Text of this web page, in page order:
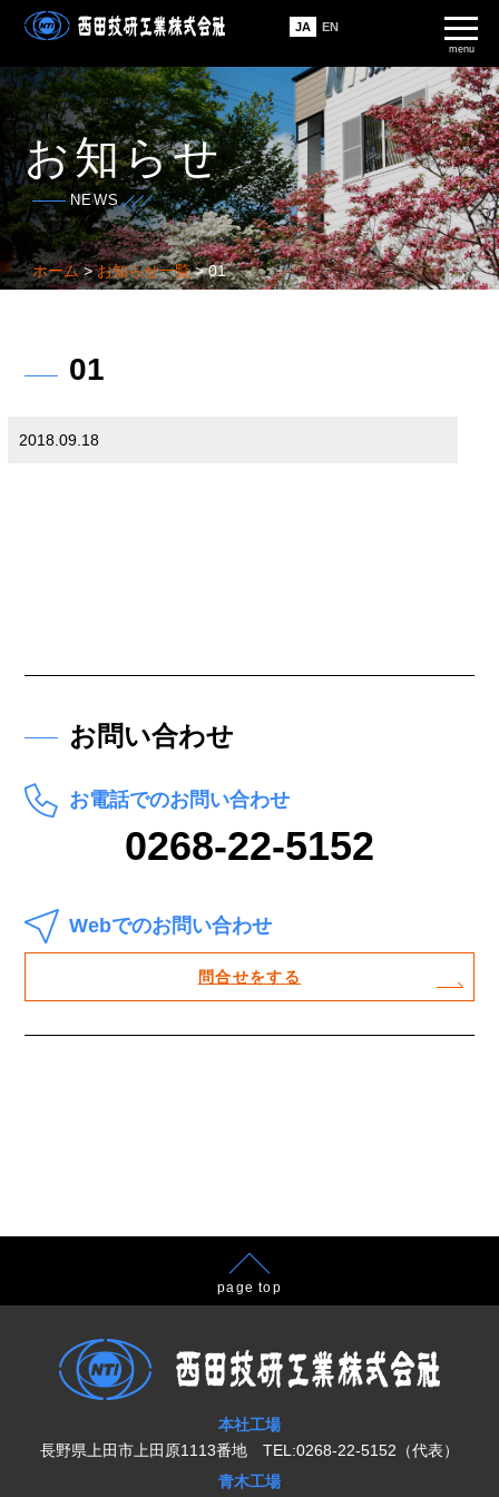
JA EN
menu
お知らせ
NEWS
ホーム>お知らせ一覧> 01
01
2018.09.18
お問い合わせ
お電話でのお問い合わせ
0268-22-5152
Webでのお問い合わせ
問合せをする
page top
本社工場
長野県上田市上田原1113番地 TEL:0268-22-5152（代表）
青木工場